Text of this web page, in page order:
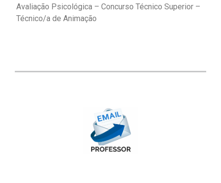
Avaliação Psicológica – Concurso Técnico Superior –
Técnico/a de Animação